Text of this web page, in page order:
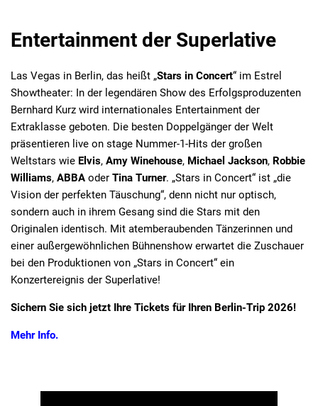
Entertainment der Superlative
Las Vegas in Berlin, das heißt „Stars in Concert“ im Estrel
Showtheater: In der legendären Show des Erfolgsproduzenten
Bernhard Kurz wird internationales Entertainment der
Extraklasse geboten. Die besten Doppelgänger der Welt
präsentieren live on stage Nummer-1-Hits der großen
Weltstars wie Elvis, Amy Winehouse, Michael Jackson, Robbie
Williams, ABBA oder Tina Turner. „Stars in Concert“ ist „die
Vision der perfekten Täuschung“, denn nicht nur optisch,
sondern auch in ihrem Gesang sind die Stars mit den
Originalen identisch. Mit atemberaubenden Tänzerinnen und
einer außergewöhnlichen Bühnenshow erwartet die Zuschauer
bei den Produktionen von „Stars in Concert“ ein
Konzertereignis der Superlative!
Sichern Sie sich jetzt Ihre Tickets für Ihren Berlin-Trip 2026!
Mehr Info.